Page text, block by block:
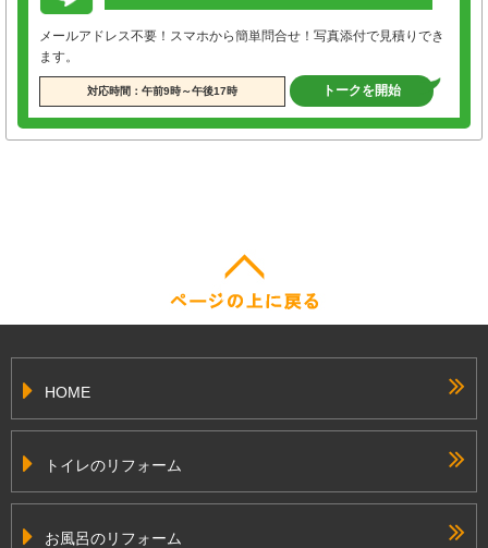
メールアドレス不要！スマホから簡単問合せ！写真添付で見積りでき
ます。
対応時間：午前9時～午後17時 トークを開始
HOME
トイレのリフォーム
お風呂のリフォーム